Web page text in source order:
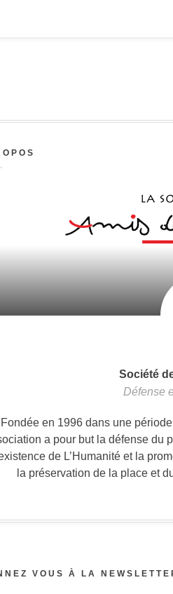
Société
Défense
Fondée en 1996 dans une
a pour but la défense
de L’Humanité et la
la préservation de la place et
VOUS À LA